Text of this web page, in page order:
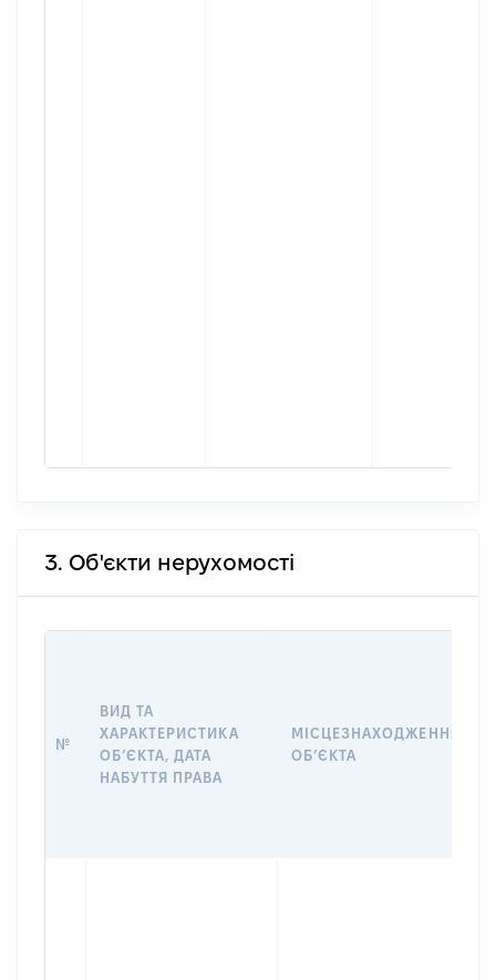
3. Об'єкти нерухомості
№
ВИД ТА
ХАРАКТЕРИСТИКА
ОБʼЄКТА, ДАТА
НАБУТТЯ ПРАВА
МІСЦЕЗНАХОДЖЕННЯ
ОБʼЄКТА